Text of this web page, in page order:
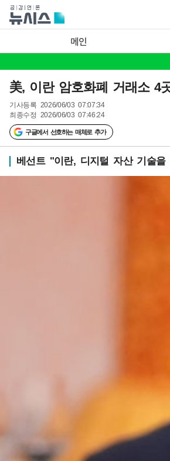
메인
美, 이란 암호화폐 거래소 4
기사등록 2026/06/03 07:07:34
최종수정 2026/06/03 07:46:24
구글에서 선호하는 매체로 추가
베선트 "이란, 디지털 자산 기술